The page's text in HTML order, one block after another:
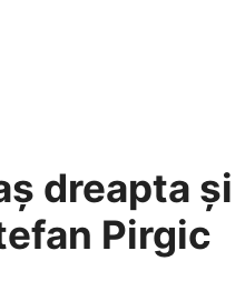
dreapta și
Pirgic